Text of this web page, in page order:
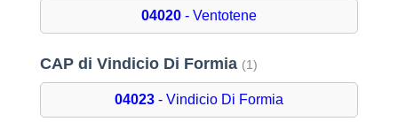
04020- Ventotene
CAP di Vindicio Di Formia (1)
04023- Vindicio Di Formia